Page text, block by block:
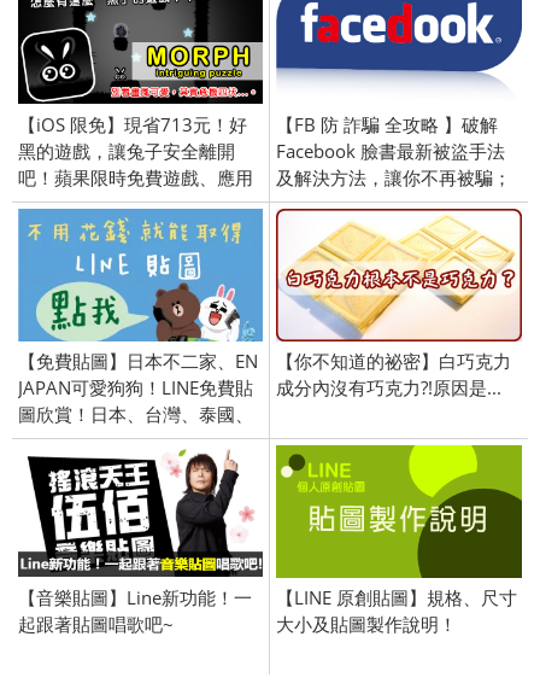
【iOS 限免】現省713元！好
黑的遊戲，讓兔子安全離開
吧！蘋果限時免費遊戲、應用
軟體介紹 (iPhone／iPad)
2016/4/15
【FB 防 詐騙 全攻略 】破解
Facebook 臉書最新被盜手法
及解決方法，讓你不再被騙；
持續更新詐騙技巧
【免費貼圖】日本不二家、EN
JAPAN可愛狗狗！LINE免費貼
圖欣賞！日本、台灣、泰國、
印尼限定／openVPN跨區、加
好友、綁門號／2016/6/20
【你不知道的祕密】白巧克力
成分內沒有巧克力?!原因是...
【音樂貼圖】Line新功能！一
起跟著貼圖唱歌吧~
【LINE 原創貼圖】規格、尺寸
大小及貼圖製作說明！